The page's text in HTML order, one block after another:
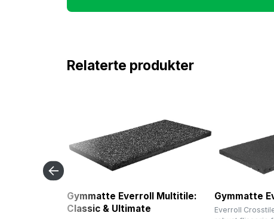
Relaterte produkter
Gymmatte Everroll Multitile:
Classic & Ultimate
Gymmatte
Everroll